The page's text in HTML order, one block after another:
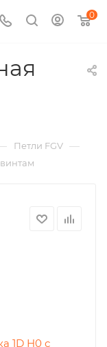
0
Петли FGV —